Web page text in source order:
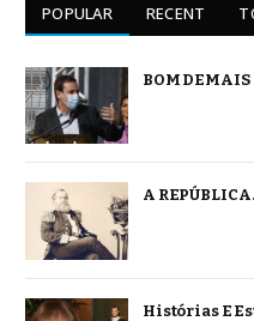
POPULAR RECENT
BOM DEMAIS
A
Histórias E